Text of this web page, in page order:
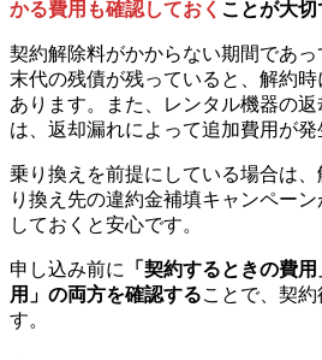
かる費用も確認しておく ことが大切
契約解除料がかからない期間であ
末代の残債が残っていると、解約
あります。また、レンタル機器の
は、返却漏れによって追加費用が発
乗り換えを前提にしている場合は
り換え先の違約金補填キャンペー
しておくと安心です。
申し込み前に
「契約するときの費
用」の両方を確認することで、契
す。